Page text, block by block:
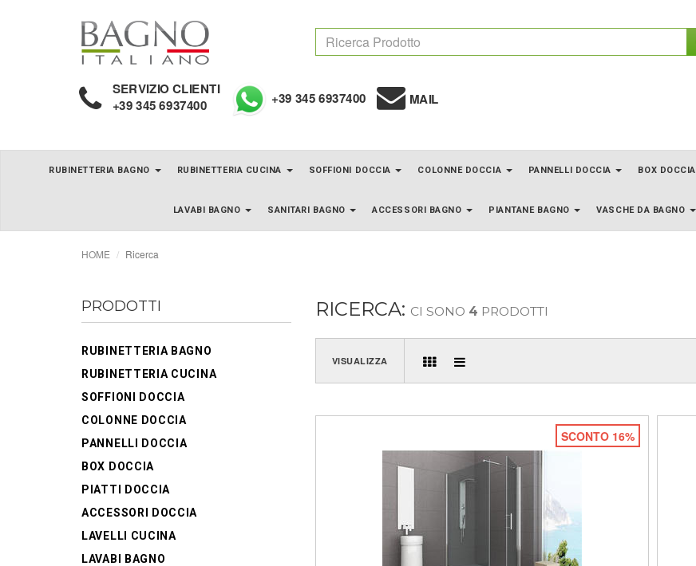
SERVIZIO CLIENTI
+39 345 6937400 +39 345 6937400 MAIL
RUBINETTERIA BAGNO RUBINETTERIA CUCINA SOFFIONI DOCCIA COLONNE DOCCIA PANNELLI DOCCIA BOX DOCCIA
LAVABI BAGNO SANITARI BAGNO ACCESSORI BAGNO PIANTANE BAGNO VASCHE DA BAGNO
HOME Ricerca
PRODOTTI
RUBINETTERIA BAGNO
RUBINETTERIA CUCINA
SOFFIONI DOCCIA
COLONNE DOCCIA
PANNELLI DOCCIA
BOX DOCCIA
PIATTI DOCCIA
ACCESSORI DOCCIA
LAVELLI CUCINA
LAVABI BAGNO
RICERCA: CI SONO 4 PRODOTTI
VISUALIZZA
SCONTO 16%